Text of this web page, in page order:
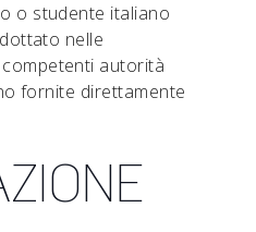
o studente italiano
nelle
autorità
fornite direttamente